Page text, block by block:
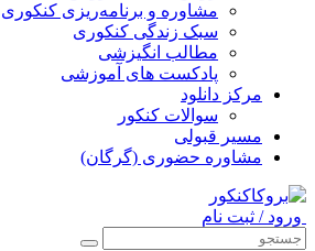
مشاوره و برنامه‌ریزی کنکوری
سبک زندگی کنکوری
مطالب انگیزشی
پادکست های آموزشی
مرکز دانلود
سوالات کنکور
مسیر قبولی
مشاوره حضوری (گرگان)
ورود / ثبت نام